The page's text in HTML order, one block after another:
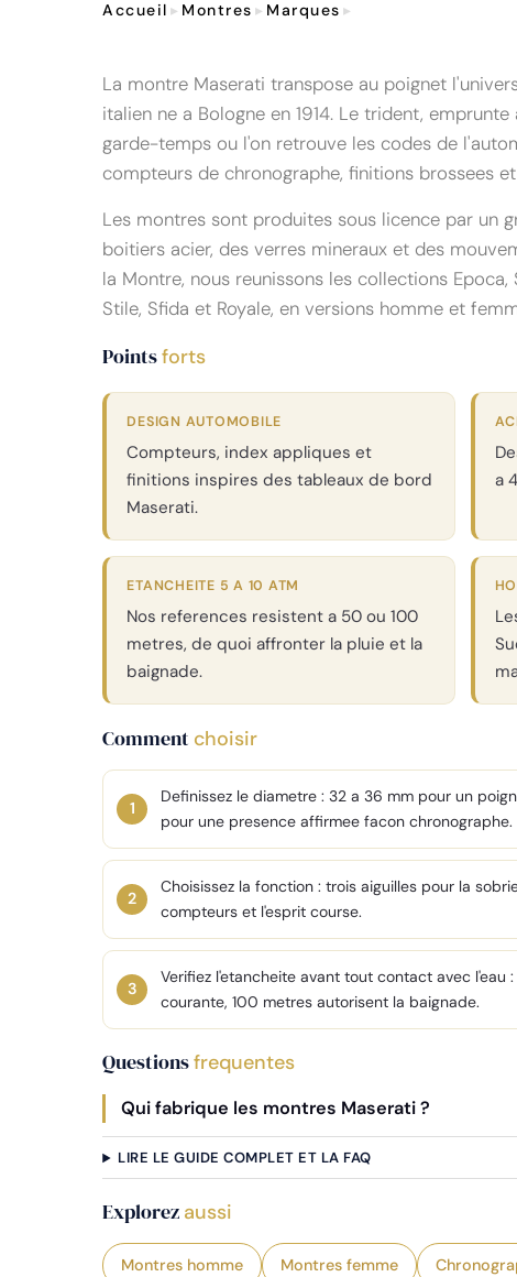
Accueil Montres Marques
La montre Maserati transpose au poignet
italien ne a Bologne en 1914. Le trident,
garde-temps ou l'on retrouve les codes de
compteurs de chronographe, finitions brossees
Les montres sont produites sous licence par un
boitiers acier, des verres mineraux et des
la Montre, nous reunissons les collections Epoca,
Stile, Sfida et Royale, en versions homme et
Pointsforts
DESIGN AUTOMOBILE
Compteurs, index appliques et
finitions inspires des tableaux de bord
Maserati.
a
ETANCHEITE 5 A 10 ATM
Nos references resistent a 50 ou 100
metres, de quoi affronter la pluie et la
baignade.
Comment choisir
Definissez le diametre : 32 a 36 mm pour un
pour une presence affirmee facon chronographe.
Choisissez la fonction : trois aiguilles pour la
compteurs et l'esprit course.
Verifiez l'etancheite avant tout contact avec
courante, 100 metres autorisent la baignade.
Questionsfrequentes
Qui fabrique les montres Maserati ?
LIRE LE GUIDE COMPLET ET LA FAQ
Explorez aussi
Montres homme Montres femme